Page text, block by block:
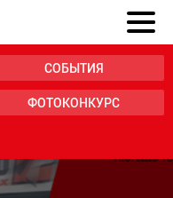
СОБЫТИЯ
ФОТОКОНКУРС